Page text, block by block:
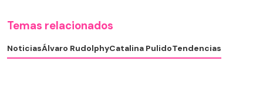
Temas relacionados
NoticiasÁlvaro RudolphyCatalina PulidoTendencias